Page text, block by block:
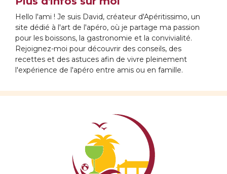
Hello l'ami ! Je suis David, créateur d'Apéritissimo, un
site dédié à l'art de l'apéro, où je partage ma passion
pour les boissons, la gastronomie et la convivialité.
Rejoignez-moi pour découvrir des conseils, des
recettes et des astuces afin de vivre pleinement
l'expérience de l'apéro entre amis ou en famille.